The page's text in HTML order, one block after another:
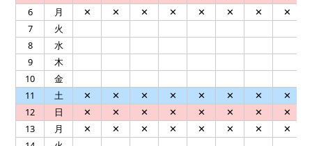
6
月 ✕ ✕ ✕ ✕ ✕ ✕ ✕ ✕
7
火
8
水
9
木
10
金
11
土 ✕ ✕ ✕ ✕ ✕ ✕ ✕ ✕
12
日 ✕ ✕ ✕ ✕ ✕ ✕ ✕ ✕
13
月 ✕ ✕ ✕ ✕ ✕ ✕ ✕ ✕